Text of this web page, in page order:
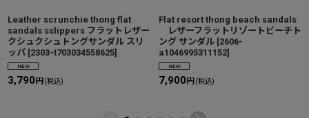
Leather scrunchie thong flat
sandals sslippers フラットレザー
クシュクシュトングサンダル スリ
ッパ [2303-t703034558625]
3,790 円 (税込)
Flat resort thong beach sandals
レザーフラットリゾートビーチト
ング サンダル [2606-
a1046995311152]
7,900 円 (税込)